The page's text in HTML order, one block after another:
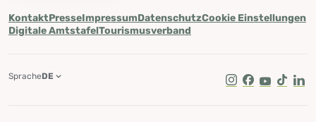
KontaktPresseImpressumDatenschutzCookie Einstellungen
Digitale AmtstafelTourismusverband
Instagram
Facebook
Youtube
Tik Tok
SpracheDE